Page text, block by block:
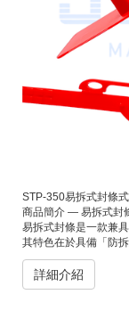
STP-350易拆式封條
商品簡介 — 易拆式封
易拆式封條是一款兼具安全性
其特色在於具備「防拆結構」與「易撕設計」，能有
詳細介紹